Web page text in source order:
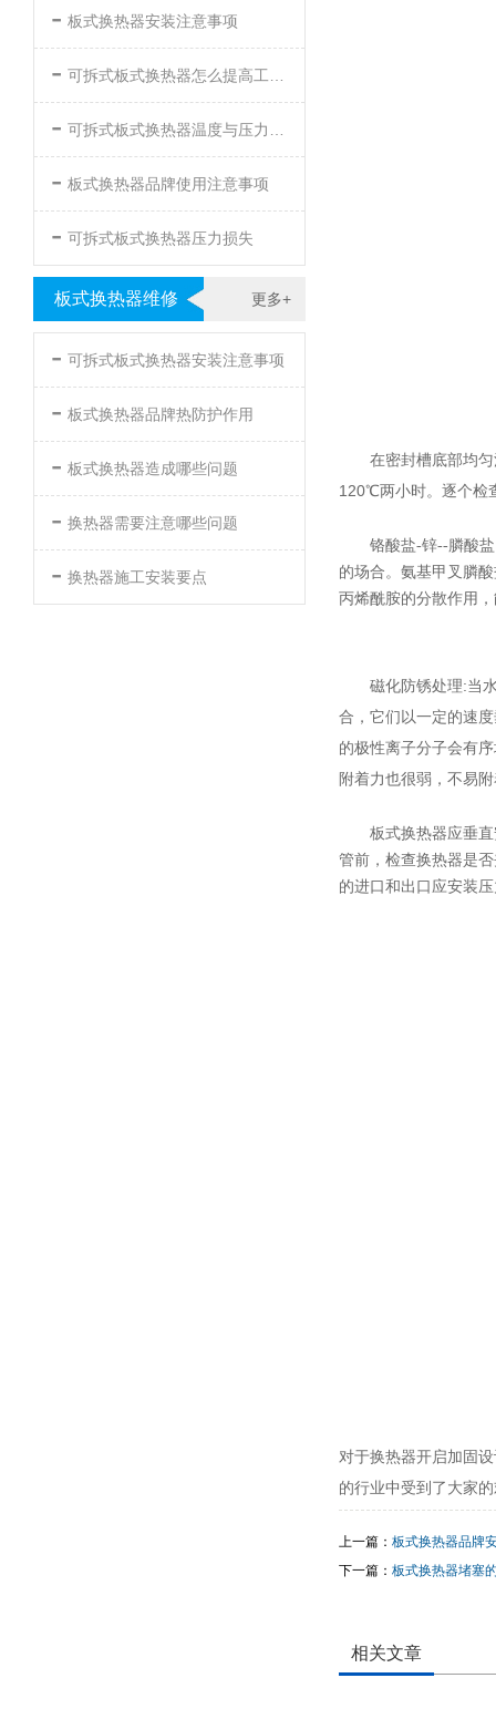
- 板式换热器安装注意事项
- 可拆式板式换热器怎么提高工作效率
- 可拆式板式换热器温度与压力的要求
- 板式换热器品牌使用注意事项
- 可拆式板式换热器压力损失
更多+
板式换热器维修
- 可拆式板式换热器安装注意事项
- 板式换热器品牌热防护作用
- 板式换热器造成哪些问题
- 换热器需要注意哪些问题
- 换热器施工安装要点
在密封槽底部均
120℃两小时。逐个检
铬酸盐-锌--膦酸
的场合。氨基甲叉膦
丙烯酰胺的分散作用
磁化防锈处理:当
合，它们以一定的速
的极性离子分子会有
附着力也很弱，不易
板式换热器应垂
管前，检查换热器是
的进口和出口应安装
对于换热器开启加固
的行业中受到了大家
上一篇： 板式换热器品牌
下一篇： 板式换热器堵塞
相关文章